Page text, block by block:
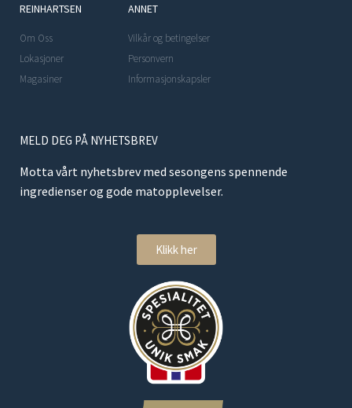
REINHARTSEN
Om Oss
Lokasjoner
Magasiner
ANNET
Vilkår og betingelser
Personvern
Informasjonskapsler
MELD DEG PÅ NYHETSBREV
Motta vårt nyhetsbrev med sesongens spennende
ingredienser og gode matopplevelser.
Klikk her